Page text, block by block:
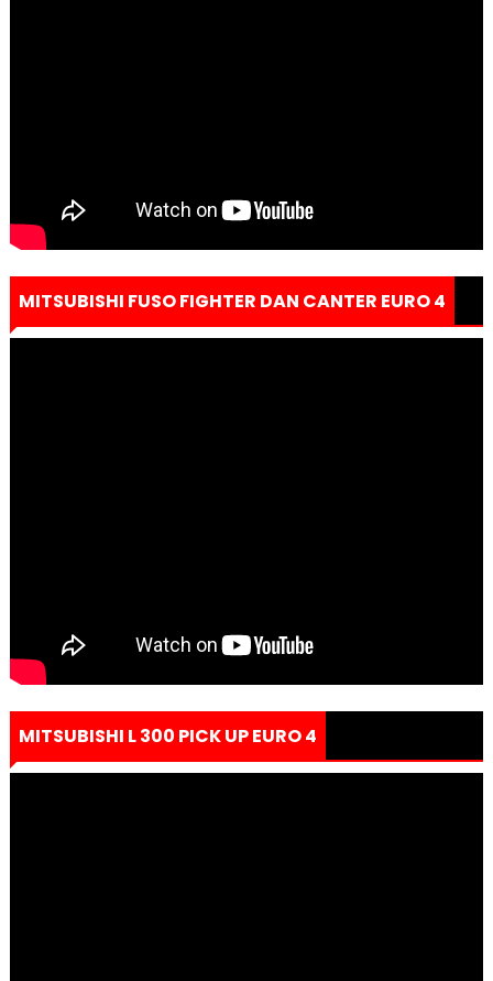
MITSUBISHI FUSO FIGHTER DAN CANTER EURO 4
MITSUBISHI L 300 PICK UP EURO 4